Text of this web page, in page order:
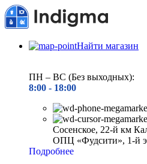
Найти магазин
ПН – ВС (Без выходных):
8:00 - 18:00
Сосенское, 22-й км
ОПЦ «Фудсити», 1-й
Подробнее